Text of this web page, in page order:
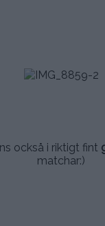
också i riktigt fint
matchar:)